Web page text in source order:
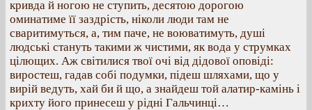
кривда й ногою не ступить, десятою дорогою
оминатиме її заздрість, ніколи люди там не
сваритимуться, а, тим паче, не воюватимуть, душі
людські стануть такими ж чистими, як вода у струмках
цілющих. Аж світилися твої очі від дідової оповіді:
виростеш, гадав собі подумки, підеш шляхами, що у
вирій ведуть, хай би й що, а знайдеш той алатир-камінь і
крихту його принесеш у рідні Гальчинці…